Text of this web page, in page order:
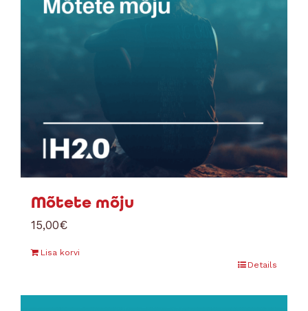
Mõtete mõju
15,00€
Lisa korvi
Details